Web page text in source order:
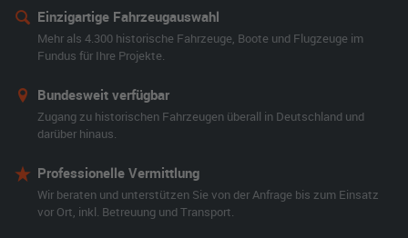
Einzigartige Fahrzeugauswahl
Mehr als 4.300 historische Fahrzeuge, Boote und Flugzeuge im
Fundus für Ihre Projekte.
Bundesweit verfügbar
Zugang zu historischen Fahrzeugen überall in Deutschland und
darüber hinaus.
Professionelle Vermittlung
Wir beraten und unterstützen Sie von der Anfrage bis zum Einsatz
vor Ort, inkl. Betreuung und Transport.